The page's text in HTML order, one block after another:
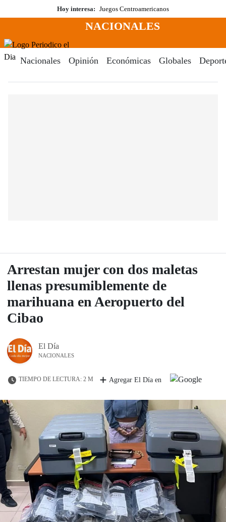
al
Hoy interesa: Juegos Centroamericanos
Menú
NACIONALES
Nacionales Opinión Económicas Globales
Arrestan mujer con dos maletas
llenas presumiblemente de
marihuana en Aeropuerto del
Cibao
El Día
NACIONALES
TIEMPO DE LECTURA: 2 M Agregar El Día en